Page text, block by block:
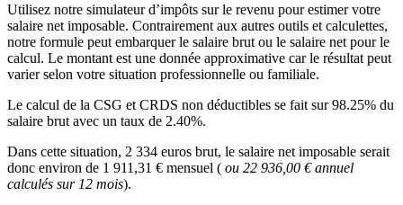
Utilisez notre simulateur d’impôts sur le revenu pour estimer votre
salaire net imposable. Contrairement aux autres outils et calculettes,
notre formule peut embarquer le salaire brut ou le salaire net pour le
calcul. Le montant est une donnée approximative car le résultat peut
varier selon votre situation professionnelle ou familiale.
Le calcul de la CSG et CRDS non déductibles se fait sur 98.25% du
salaire brut avec un taux de 2.40%.
Dans cette situation, 2 334 euros brut, le salaire net imposable serait
donc environ de 1 911,31 € mensuel ( ou 22 936,00 € annuel
calculés sur 12 mois).